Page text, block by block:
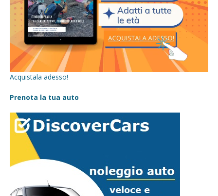
Acquistala adesso!
Prenota la tua auto